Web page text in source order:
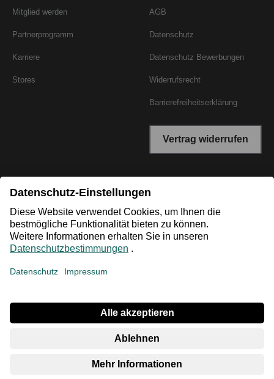
Mitglied werden
Partnerprogramm
Karriere
Stores
AGB
Datenschutz
Datenschutz Bewerbungen
Widerrufsrecht
Barrierefreiheitserklärung
Vertrag widerrufen
*Niedrigster Gesamtpreis der letzten 30 Tage vor der